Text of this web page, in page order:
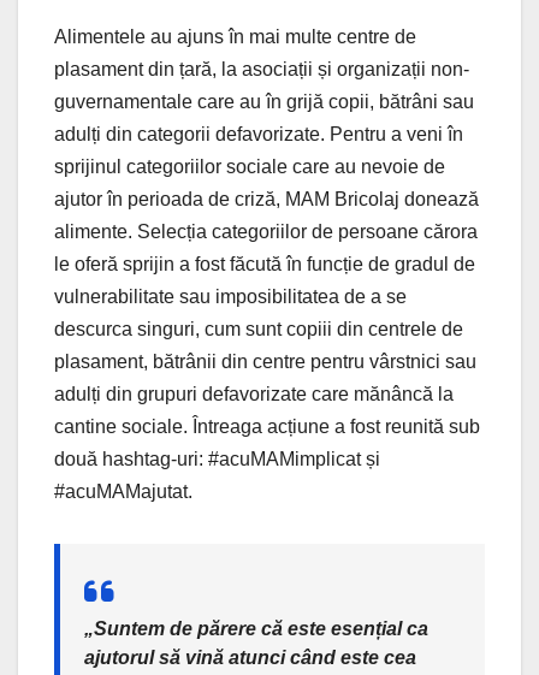
Alimentele au ajuns în mai multe centre de
plasament din țară, la asociații și organizații non-
guvernamentale care au în grijă copii, bătrâni sau
adulți din categorii defavorizate. Pentru a veni în
sprijinul categoriilor sociale care au nevoie de
ajutor în perioada de criză, MAM Bricolaj donează
alimente. Selecția categoriilor de persoane cărora
le oferă sprijin a fost făcută în funcție de gradul de
vulnerabilitate sau imposibilitatea de a se
descurca singuri, cum sunt copiii din centrele de
plasament, bătrânii din centre pentru vârstnici sau
adulți din grupuri defavorizate care mănâncă la
cantine sociale. Întreaga acțiune a fost reunită sub
două hashtag-uri: #acuMAMimplicat și
#acuMAMajutat.
„Suntem de părere că este esențial ca
ajutorul să vină atunci când este cea